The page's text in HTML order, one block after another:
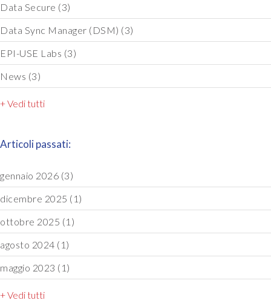
Data Secure (3)
Data Sync Manager (DSM) (3)
EPI-USE Labs (3)
News (3)
+ Vedi tutti
Articoli passati:
gennaio 2026 (3)
dicembre 2025 (1)
ottobre 2025 (1)
agosto 2024 (1)
maggio 2023 (1)
+ Vedi tutti